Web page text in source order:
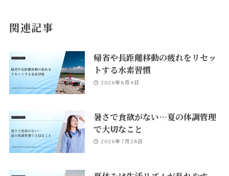
関連記事
帰省や長距離移動の疲れをリセッ
トする水素習慣
2026年8月4日
暑さで食欲がない…夏の体調管理
で大切なこと
2026年7月28日